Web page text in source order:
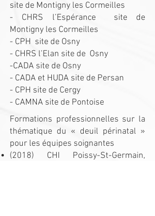
site de Montigny les Cormeilles
- CHRS l’Espérance site de
Montigny les Cormeilles
- CPH site de Osny
- CHRS l’Elan site de Osny
-CADA site de Osny
- CADA et HUDA site de Persan
- CPH site de Cergy
- CAMNA site de Pontoise
Formations professionnelles sur la
thématique du « deuil périnatal »
pour les équipes soignantes
(2018) CHI Poissy-St-Germain,